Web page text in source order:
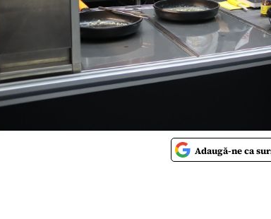
Adaugă-ne ca